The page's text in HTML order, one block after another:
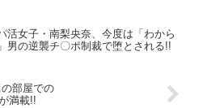
活女子・南梨央奈、今度は「わから
男の逆襲チ〇ポ制裁で堕とされる!!
部屋での
満載!!